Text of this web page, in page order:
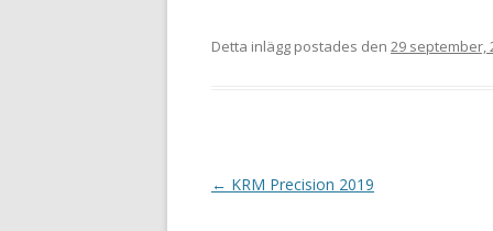
Detta inlägg postades den 29 september,
I← KRM Precision 2019